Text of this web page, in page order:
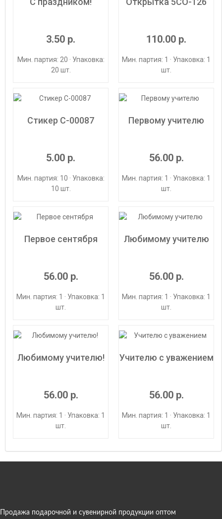
3.50 р.
Мин. партия: 20 · Упаковка:
20 шт.
110.00 р.
Мин. партия: 1 · Упаковка: 1
шт.
Стикер С-00087
5.00 р.
Мин. партия: 10 · Упаковка:
10 шт.
Первому учителю
56.00 р.
Мин. партия: 1 · Упаковка: 1
шт.
Первое сентября
56.00 р.
Мин. партия: 1 · Упаковка: 1
шт.
Любимому учителю
56.00 р.
Мин. партия: 1 · Упаковка: 1
шт.
Любимому учителю!
56.00 р.
Мин. партия: 1 · Упаковка: 1
шт.
Учителю с уважением
56.00 р.
Мин. партия: 1 · Упаковка: 1
шт.
Продажа подарочной и сувенирной продукции оптом